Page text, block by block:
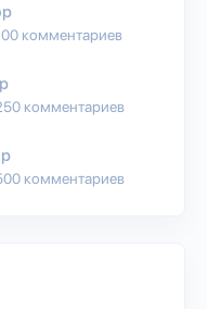
комментариев
комментариев
комментариев